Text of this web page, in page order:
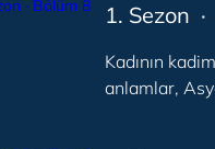
1. Sezon
Kadının
anlamlar,